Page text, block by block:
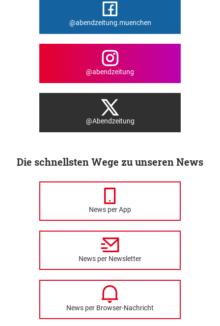
@abendzeitung.muenchen
@abendzeitung
@Abendzeitung
Die schnellsten Wege zu unseren News
News per App
News per Newsletter
News per Browser-Nachricht